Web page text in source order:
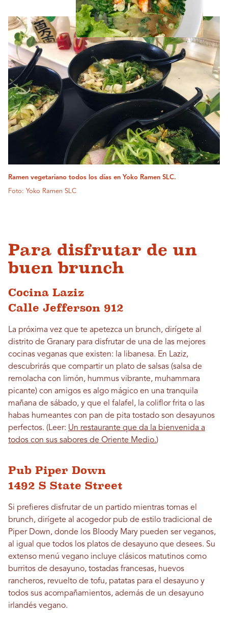
Ramen vegetariano todos los días en Yoko Ramen SLC.
Foto: Yoko Ramen SLC
Para disfrutar de un
buen brunch
Cocina Laziz
Calle Jefferson 912
La próxima vez que te apetezca un brunch, dirígete al
distrito de Granary para disfrutar de una de las mejores
cocinas veganas que existen: la libanesa. En Laziz,
descubrirás que compartir un plato de salsas (salsa de
remolacha con limón, hummus vibrante, muhammara
picante) con amigos es algo mágico en una tranquila
mañana de sábado, y que el falafel, la coliflor frita o las
habas humeantes con pan de pita tostado son desayunos
perfectos. (Leer: Un restaurante que da la bienvenida a
todos con sus sabores de Oriente Medio.)
Pub Piper Down
1492 S State Street
Si prefieres disfrutar de un partido mientras tomas el
brunch, dirígete al acogedor pub de estilo tradicional de
Piper Down, donde los Bloody Mary pueden ser veganos,
al igual que todos los platos de desayuno que desees. Su
extenso menú vegano incluye clásicos matutinos como
burritos de desayuno, tostadas francesas, huevos
rancheros, revuelto de tofu, patatas para el desayuno y
todos sus acompañamientos, además de un desayuno
irlandés vegano.